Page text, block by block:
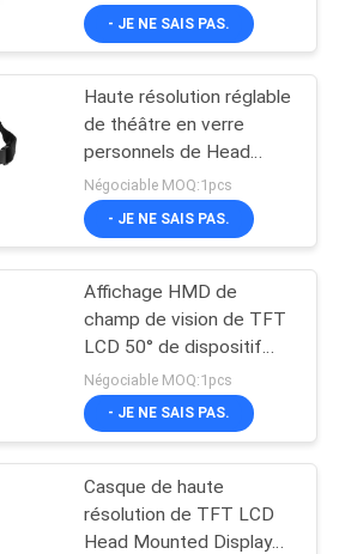
visuels de
mobile
10
de bourdon
grand
- JE NE SAIS PAS.
Haute résolution réglable
de théâtre en verre
personnels de Head
Mounted Display
Négociable MOQ:1pcs
- JE NE SAIS PAS.
Affichage HMD de
champ de vision de TFT
LCD 50° de dispositif
monté par tête de
casque de HDMI portatif
Négociable MOQ:1pcs
- JE NE SAIS PAS.
Casque de haute
résolution de TFT LCD
Head Mounted Display